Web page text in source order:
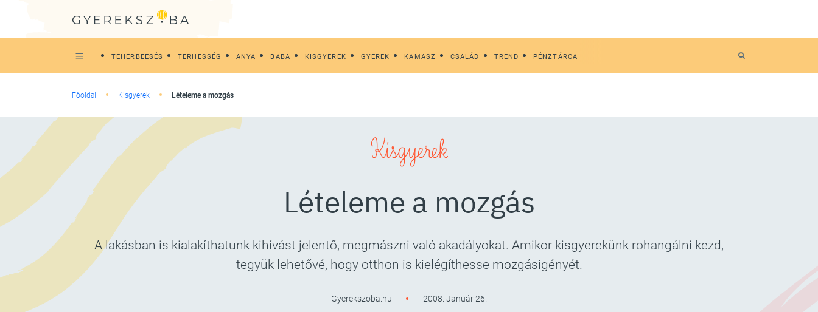
TEHERBEESÉS TERHESSÉG ANYA BABA KISGYEREK GYEREK KAMASZ CSALÁD TREND PÉNZTÁRCA
Főoldal Kisgyerek Lételeme a mozgás
Kisgyerek
Lételeme a mozgás
A lakásban is kialakíthatunk kihívást jelentő, megmászni való akadályokat. Amikor kisgyerekünk rohangálni kezd,
tegyük lehetővé, hogy otthon is kielégíthesse mozgásigényét.
Gyerekszoba.hu 2008. Január 26.